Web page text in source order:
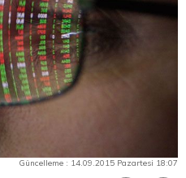
Güncelleme : 14.09.2015 Pazartesi 18:07